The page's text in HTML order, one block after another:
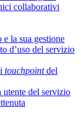
collaborativi
la sua gestione
d’uso del servizio
touchpointdel
utente del servizio